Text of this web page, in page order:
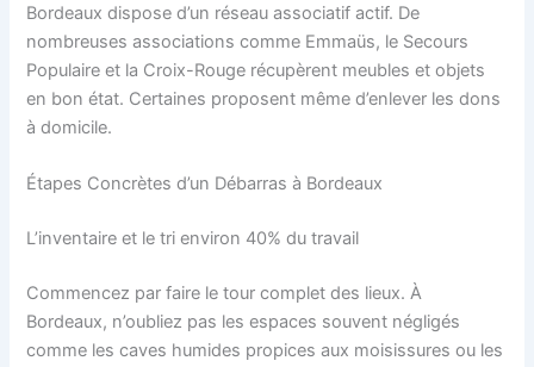
Bordeaux dispose d’un réseau associatif actif. De
nombreuses associations comme Emmaüs, le Secours
Populaire et la Croix-Rouge récupèrent meubles et objets
en bon état. Certaines proposent même d’enlever les dons
à domicile.
Étapes Concrètes d’un Débarras à Bordeaux
L’inventaire et le tri environ 40% du travail
Commencez par faire le tour complet des lieux. À
Bordeaux, n’oubliez pas les espaces souvent négligés
comme les caves humides propices aux moisissures ou les